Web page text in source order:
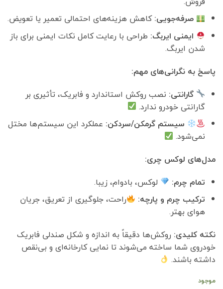
صرفه‌جویی:کاهش هزینه‌های احتمالی تعمیر یا تعویض.
ایمنی ایربگ: طراحی با رعایت کامل نکات ایمنی برای باز
شدن ایربگ.
پاسخ به نگرانی‌های مهم:
گارانتی: نصب روکش استاندارد و فابریک، تأثیری بر
گارانتی خودرو ندارد.
سیستم گرمکن/سردکن: عملکرد این سیستم‌ها مختل
نمی‌شود.
مدل‌های لوکس چری:
تمام چرم:
لوکس، بادوام، زیبا.
ترکیب چرم و پارچه:
راحت، جلوگیری از تعریق، جریان
هوای بهتر.
نکته کلیدی: روکش‌ها دقیقاً به اندازه و شکل صندلی فابریک
خودروی شما ساخته می‌شوند تا نمایی کارخانه‌ای و بی‌نقص
داشته باشند.
موجود